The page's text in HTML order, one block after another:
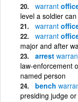
warrant
level a soldier
warrant
warrant
major and after
arrest
law-enforcement
named person
bench
presiding judge